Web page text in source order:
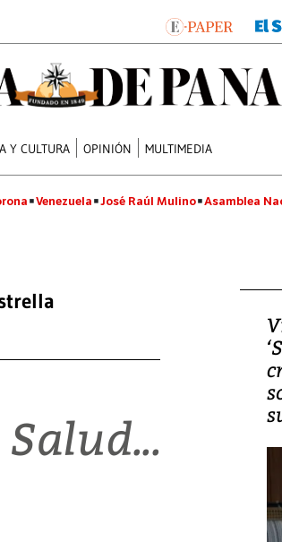
Y CULTURA OPINIÓN MULTIMEDIA
Venezuela José Raúl Mulino Asamblea